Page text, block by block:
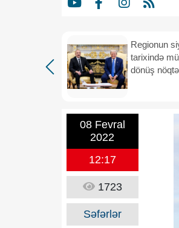
Regionun
tarixində
dönüş
08 Fevral
2022
12:17
1723
Səfərlər